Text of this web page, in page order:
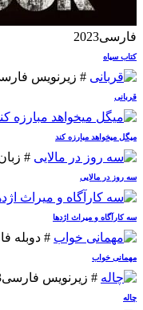
فارسی2023
کتاب سیاه
# زیرنویس
قربانی
میگل میخواهد مبارزه کند
#
سه روز در مالایی
سه کارآگاه و میراث اژدها
# دوبله
مهمانی خواب
# زیرنویس فارسی
چاله